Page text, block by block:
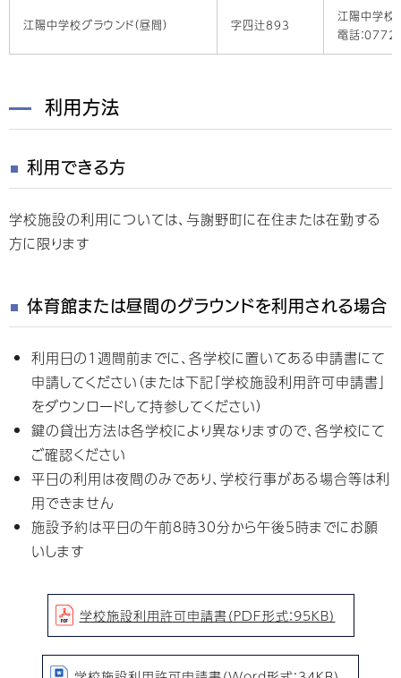
江陽中学校グラウンド（昼間） 字四辻893
江陽中学校
電話：
利用方法
利用できる方
学校施設の利用については、与謝野町に在住または在勤する
方に限ります
体育館または昼間のグラウンドを利用される場合
利用日の1週間前までに、各学校に置いてある申請書にて
申請してください（または下記「学校施設利用許可申請書」
をダウンロードして持参してください）
鍵の貸出方法は各学校により異なりますので、各学校にて
ご確認ください
平日の利用は夜間のみであり、学校行事がある場合等は利
用できません
施設予約は平日の午前8時30分から午後5時までにお願
いします
学校施設利用許可申請書（PDF形式：95KB）